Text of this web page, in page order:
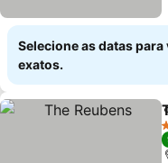
Selecione as datas
exatos.